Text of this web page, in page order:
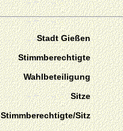
Stadt Gießen
Stimmberechtigte
Wahlbeteiligung
Sitze
Stimmberechtigte/Sitz